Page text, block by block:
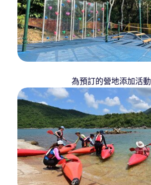
為預訂的營地添加活動